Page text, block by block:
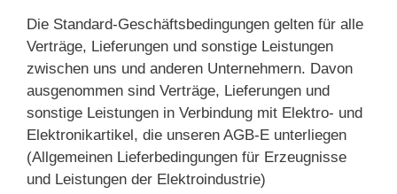
Die Standard-Geschäftsbedingungen gelten für alle
Verträge, Lieferungen und sonstige Leistungen
zwischen uns und anderen Unternehmern. Davon
ausgenommen sind Verträge, Lieferungen und
sonstige Leistungen in Verbindung mit Elektro- und
Elektronikartikel, die unseren AGB-E unterliegen
(Allgemeinen Lieferbedingungen für Erzeugnisse
und Leistungen der Elektroin­dustrie)